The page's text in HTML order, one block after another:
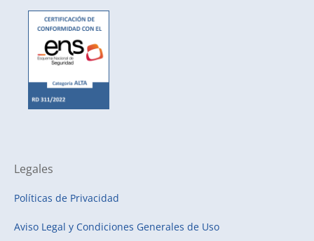
Legales
Políticas de Privacidad
Aviso Legal y Condiciones Generales de Uso